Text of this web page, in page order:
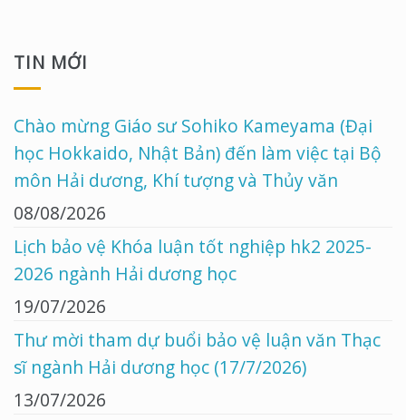
TIN MỚI
Chào mừng Giáo sư Sohiko Kameyama (Đại
học Hokkaido, Nhật Bản) đến làm việc tại Bộ
môn Hải dương, Khí tượng và Thủy văn
08/08/2026
Lịch bảo vệ Khóa luận tốt nghiệp hk2 2025-
2026 ngành Hải dương học
19/07/2026
Thư mời tham dự buổi bảo vệ luận văn Thạc
sĩ ngành Hải dương học (17/7/2026)
13/07/2026